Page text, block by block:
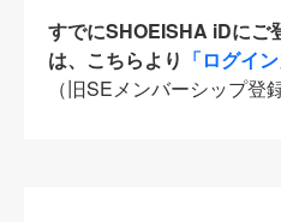
すでにSHOEISHA iDにご
は、こちらより 「ログイン
（旧SEメンバーシップ登